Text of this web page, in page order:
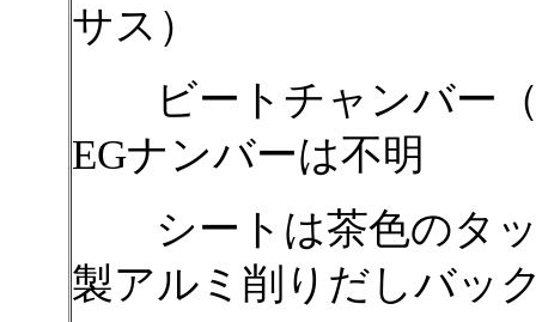
サス）
ビートチャンバー（
EGナンバーは不明
シートは茶色のタッ
製アルミ削りだしバッ